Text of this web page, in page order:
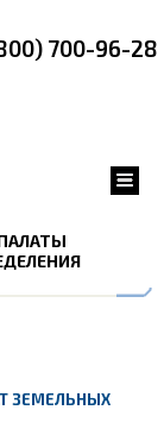
700-96-28
ЗЕМЕЛЬНЫХ